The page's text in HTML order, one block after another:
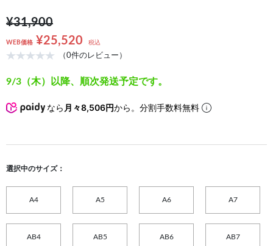
¥31,900
WEB価格 ¥25,520 税込
（0件のレビュー）
9/3（木）以降、順次発送予定です。
なら 月々8,506円から。分割手数料無料
選択中のサイズ：
A4 A5 A6 A7
AB4 AB5 AB6 AB7